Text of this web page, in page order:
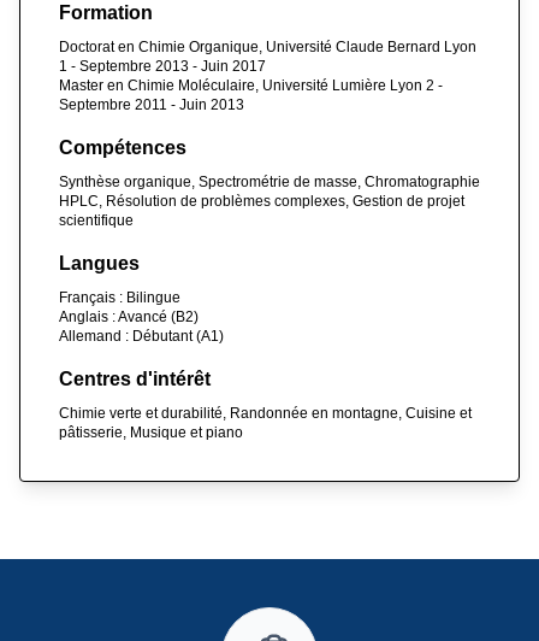
Formation
Doctorat en Chimie Organique, Université Claude Bernard Lyon
1 - Septembre 2013 - Juin 2017
Master en Chimie Moléculaire, Université Lumière Lyon 2 -
Septembre 2011 - Juin 2013
Compétences
Synthèse organique, Spectrométrie de masse, Chromatographie
HPLC, Résolution de problèmes complexes, Gestion de projet
scientifique
Langues
Français : Bilingue
Anglais : Avancé (B2)
Allemand : Débutant (A1)
Centres d'intérêt
Chimie verte et durabilité, Randonnée en montagne, Cuisine et
pâtisserie, Musique et piano